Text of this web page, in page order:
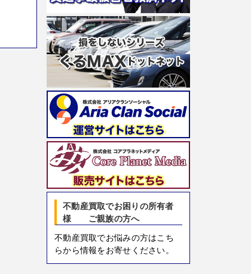
不動産買取でお困りの所有者
様 ご親族の方へ
不動産買取でお悩みの方はこち
らから情報をお寄せください。